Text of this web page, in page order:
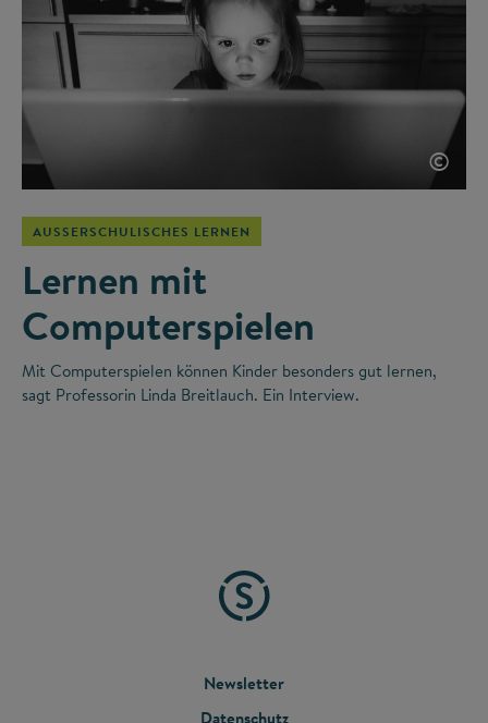
©
AUSSERSCHULISCHES LERNEN
Lernen mit
Computerspielen
Mit Computerspielen können Kinder besonders gut lernen,
sagt Professorin Linda Breitlauch. Ein Interview.
FOOTER
Newsletter
Datenschutz